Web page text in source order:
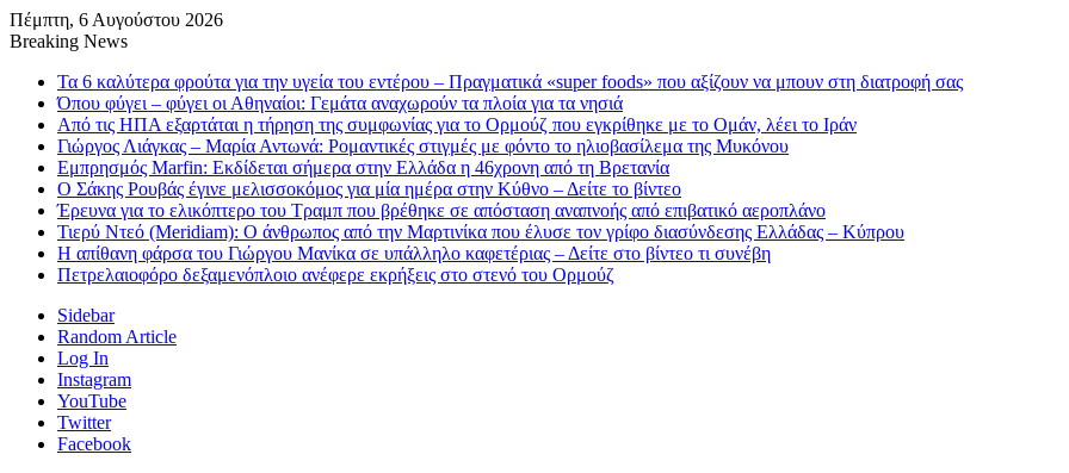
Πέμπτη, 6 Αυγούστου 2026
Breaking News
Τα 6 καλύτερα φρούτα για την υγεία του εντέρου – Πραγματικά «super foods» που αξίζουν να μπουν στη διατροφή σας
Όπου φύγει – φύγει οι Αθηναίοι: Γεμάτα αναχωρούν τα πλοία για τα νησιά
Από τις ΗΠΑ εξαρτάται η τήρηση της συμφωνίας για το Ορμούζ που εγκρίθηκε με το Ομάν, λέει το Ιράν
Γιώργος Λιάγκας – Μαρία Αντωνά: Ρομαντικές στιγμές με φόντο το ηλιοβασίλεμα της Μυκόνου
Εμπρησμός Marfin: Εκδίδεται σήμερα στην Ελλάδα η 46χρονη από τη Βρετανία
Ο Σάκης Ρουβάς έγινε μελισσοκόμος για μία ημέρα στην Κύθνο – Δείτε το βίντεο
Έρευνα για το ελικόπτερο του Τραμπ που βρέθηκε σε απόσταση αναπνοής από επιβατικό αεροπλάνο
Τιερύ Ντεό (Meridiam): Ο άνθρωπος από την Μαρτινίκα που έλυσε τον γρίφο διασύνδεσης Ελλάδας – Κύπρου
Η απίθανη φάρσα του Γιώργου Μανίκα σε υπάλληλο καφετέριας – Δείτε στο βίντεο τι συνέβη
Πετρελαιοφόρο δεξαμενόπλοιο ανέφερε εκρήξεις στο στενό του Ορμούζ
Sidebar
Random Article
Log In
Instagram
YouTube
Twitter
Facebook